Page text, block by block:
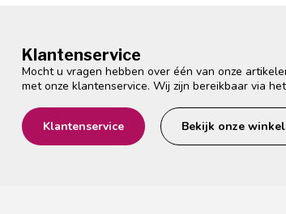
Klantenservice
Mocht u vragen hebben over één van onze
met onze klantenservice. Wij zijn bereikbaar via
Klantenservice Bekijk onze